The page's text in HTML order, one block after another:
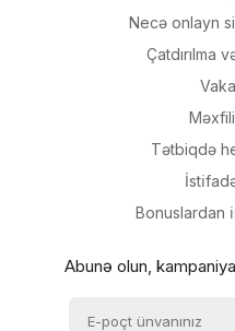
Necə onlayn
Çatdırılma
Tətbiqdə
Bonuslardan
Abunə olun,